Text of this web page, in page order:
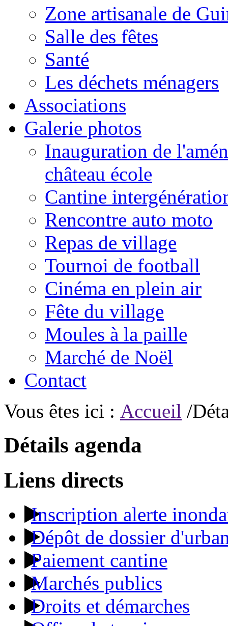
Zone artisanale de
Salle des fêtes
Santé
Les déchets ménagers
Associations
Galerie photos
Inauguration de
château école
Cantine
Rencontre auto moto
Repas de village
Tournoi de football
Cinéma en plein air
Fête du village
Moules à la paille
Marché de Noël
Contact
Vous êtes ici : Accueil /
Détails agenda
Liens directs
Inscription alerte
Dépôt de dossier
Paiement cantine
Marchés publics
Droits et démarches